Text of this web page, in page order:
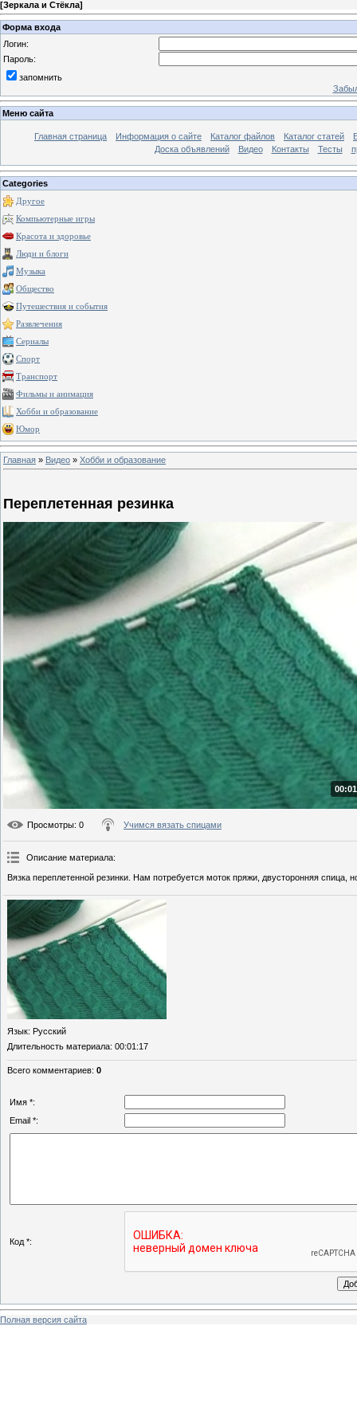
[Зеркала и Стёкла]
Форма входа
Логин:
Пароль:
запомнить
Меню сайта
Главная страница Информация о сайте Каталог файлов Каталог статей
Доска объявлений
Видео Контакты Тесты
Categories
Другое
Компьютерные игры
Красота и здоровье
Люди и блоги
Музыка
Общество
Путешествия и события
Развлечения
Сериалы
Спорт
Транспорт
Фильмы и анимация
Хобби и образование
Юмор
Главная » Видео » Хобби и образование
Переплетенная резинка
Просмотры: 0 Учимся вязать спицами
Описание материала:
Вязка переплетенной резинки. Нам потребуется моток пряжи, двусторонняя
Язык: Русский
Длительность материала: 00:01:17
Всего комментариев: 0
Имя *:
Email *:
Код *:
Полная версия сайта